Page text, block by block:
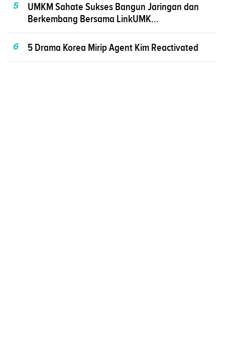
5
UMKM Sahate Sukses Bangun Jaringan dan
Berkembang Bersama LinkUMK...
6 5 Drama Korea Mirip Agent Kim Reactivated